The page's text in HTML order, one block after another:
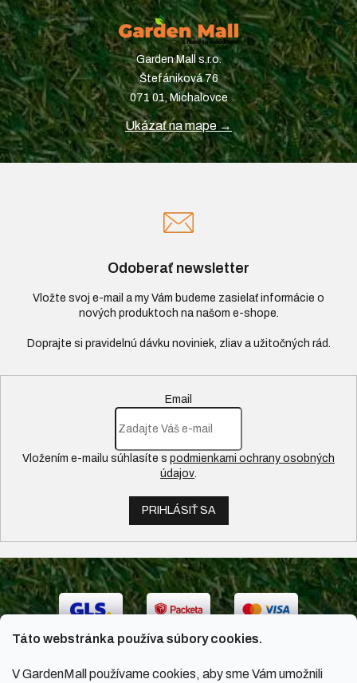
Táto webstránka používa súbory cookies.
V GardenMall používame cookies, aby sme Vám umožnili
Garden Mall s.r.o.
Štefániková 76
071 01, Michalovce
Ukázať na mape →
Odoberať newsletter
Vložte svoj e-mail a my Vám budeme zasielať informácie o
nových produktoch na našom e-shope.
Email
Vložením e-mailu súhlasíte s podmienkami ochrany osobných
údajov.
PRIHLÁSIŤ SA